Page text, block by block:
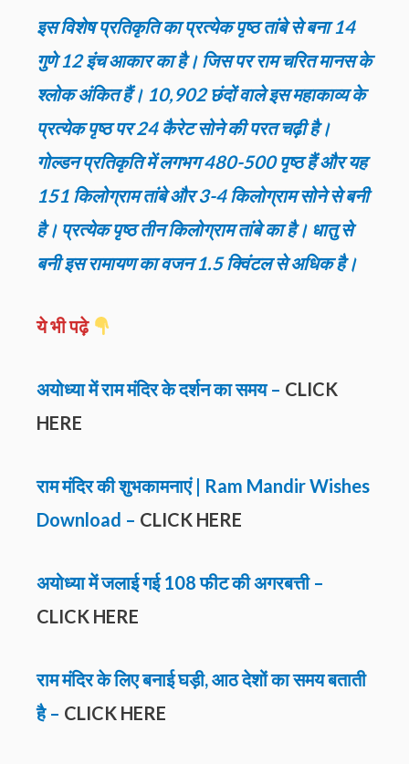
इस विशेष प्रतिकृति का प्रत्येक पृष्ठ तांबे से बना 14
गुणे 12 इंच आकार का है। जिस पर राम चरित मानस के
श्लोक अंकित हैं। 10,902 छंदों वाले इस महाकाव्य के
प्रत्येक पृष्ठ पर 24 कैरेट सोने की परत चढ़ी है।
गोल्डन प्रतिकृति में लगभग 480-500 पृष्ठ हैं और यह
151 किलोग्राम तांबे और 3-4 किलोग्राम सोने से बनी
है। प्रत्येक पृष्ठ तीन किलोग्राम तांबे का है। धातु से
बनी इस रामायण का वजन 1.5 क्विंटल से अधिक है।
ये भी पढ़े
अयोध्या में राम मंदिर के दर्शन का समय – CLICK
HERE
राम मंदिर की शुभकामनाएं | Ram Mandir Wishes
Download – CLICK HERE
अयोध्या में जलाई गई 108 फीट की अगरबत्ती –
CLICK HERE
राम मंदिर के लिए बनाई घड़ी, आठ देशों का समय बताती
है – CLICK HERE